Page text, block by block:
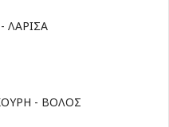
ΛΑΡΙΣΑ
- ΒΟΛΟΣ